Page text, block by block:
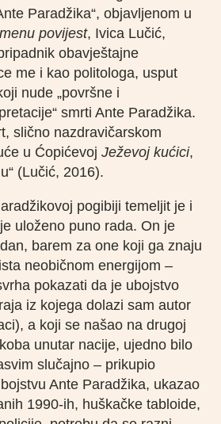
Paradžika“, objavljenom u
povijest, Ivica Lučić,
obavještajne
me i kao politologa, usput
nude „površne i
smrti Ante Paradžika.
slično nazdravičarskom
u Ćopićevoj Ježevoj kućici,
(Lučić, 2016).
pogibiji temeljit je i
uloženo puno rada. On je
barem za one koji ga znaju
neobičnom energijom –
pokazati da je ubojstvo
iz kojega dolazi sam autor
a koji se našao na drugoj
unutar nacije, ujedno bilo
slučajno – prikupio
Ante Paradžika, ukazao
1990-ih, huškačke tabloide,